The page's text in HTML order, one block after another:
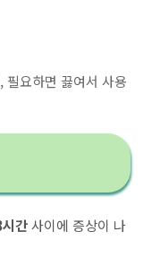
필요하면 끓여서 사용
간사이에 증상이 나